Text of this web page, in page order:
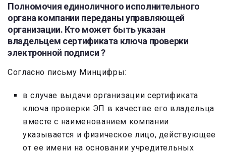
Полномочия единоличного исполнительного
органа компании переданы управляющей
организации. Кто может быть указан
владельцем сертификата ключа проверки
электронной подписи ?
Согласно письму Минцифры:
в случае выдачи организации сертификата
ключа проверки ЭП в качестве его владельца
вместе с наименованием компании
указывается и физическое лицо, действующее
от ее имени на основании учредительных